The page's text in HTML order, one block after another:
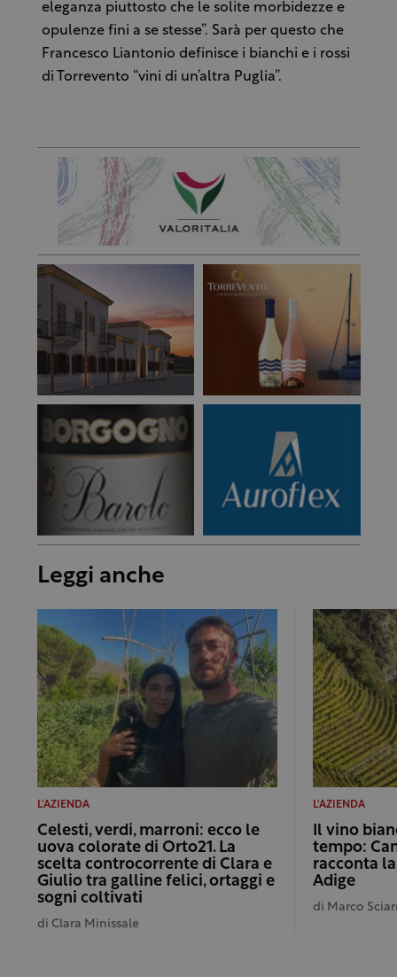
eleganza piuttosto che le solite morbidezze e
opulenze fini a se stesse”. Sarà per questo che
Francesco Liantonio definisce i bianchi e i rossi
di Torrevento “vini di un’altra Puglia”.
Leggi anche
L'AZIENDA
Celesti, verdi, marroni: ecco le
uova colorate di Orto21. La
scelta controcorrente di Clara e
Giulio tra galline felici, ortaggi e
sogni coltivati
di Clara Minissale
L'AZIENDA
Il vino
tempo:
racconta
Adige
di Marco